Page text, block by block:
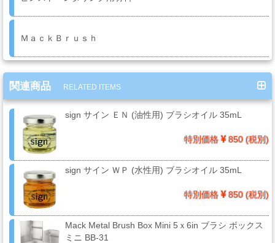
ア
カ
ッ
グ
ト・
ＭａｃｋＢｒｕｓｈ
関連商品 RELATED ITEMS
sign サイン ＥＮ (油性用) ブラシオイル 35mL
特別価格 850 (税別)
sign サイン ＷＰ (水性用) ブラシオイル 35mL
特別価格 850 (税別)
Mack Metal Brush Box Mini 5ｘ6in ブラシ ボックス
ミニ BB-31